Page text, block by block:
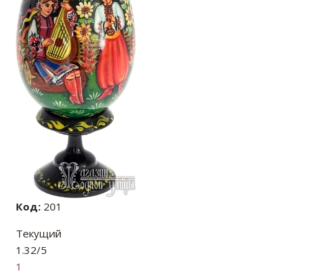
Код:201
Текущий
1.32/5
1